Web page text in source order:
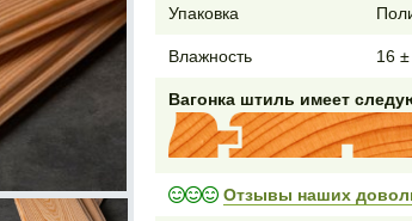
Упаковка
Влажность 16
Вагонка штиль имеет
Отзывы наших